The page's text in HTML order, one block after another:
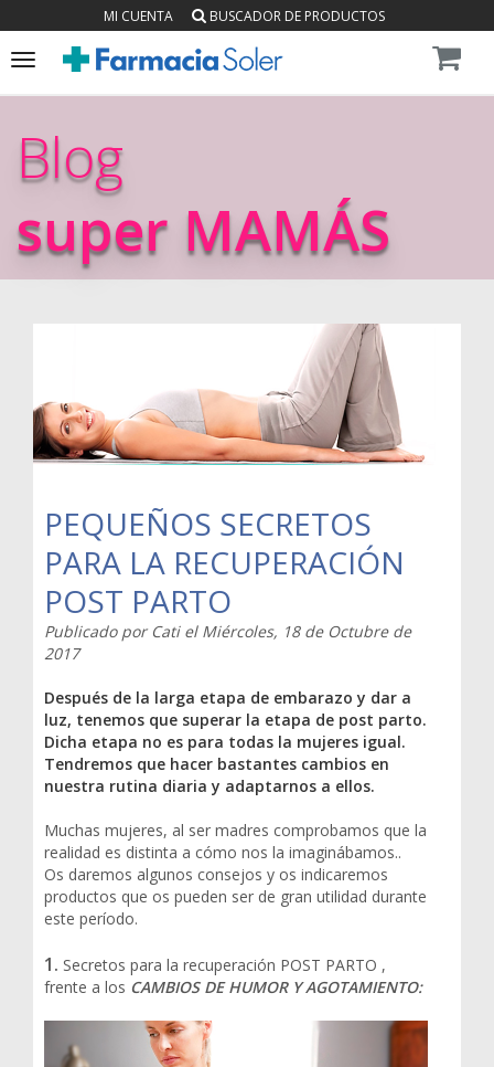
MI CUENTA BUSCADOR DE PRODUCTOS
Toggle
navigation
Blog
super MAMÁS
PEQUEÑOS SECRETOS
PARA LA RECUPERACIÓN
POST PARTO
Publicado por Catiel Miércoles, 18 de Octubre de
2017
Después de la larga etapa de embarazo y dar a
luz, tenemos que superar la etapa de post parto.
Dicha etapa no es para todas la mujeres igual.
Tendremos que hacer bastantes cambios en
nuestra rutina diaria y adaptarnos a ellos.
Muchas mujeres, al ser madres comprobamos que la
realidad es distinta a cómo nos la imaginábamos..
Os daremos algunos consejos y os indicaremos
productos que os pueden ser de gran utilidad durante
este período.
1. Secretos para la recuperación POST PARTO ,
frente a los CAMBIOS DE HUMOR Y AGOTAMIENTO: